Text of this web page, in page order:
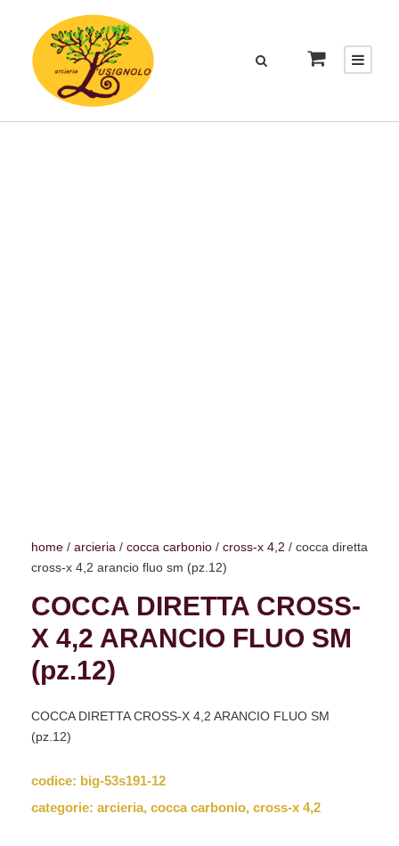
home / arcieria / cocca carbonio / cross-x 4,2 / cocca diretta
cross-x 4,2 arancio fluo sm (pz.12)
COCCA DIRETTA CROSS-
X 4,2 ARANCIO FLUO SM
(pz.12)
COCCA DIRETTA CROSS-X 4,2 ARANCIO FLUO SM
(pz.12)
codice: big-53s191-12
categorie: arcieria, cocca carbonio, cross-x 4,2